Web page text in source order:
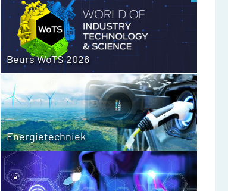
Beurs WoTS 2026
Energietechniek